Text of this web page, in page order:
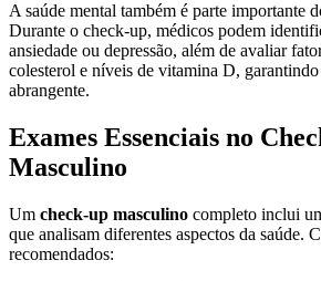
A saúde mental também é parte importante
Durante o check-up, médicos podem
ansiedade ou depressão, além de avaliar
colesterol e níveis de vitamina D,
abrangente.
Exames Essenciais no
Masculino
Um check-up masculino completo inclui
que analisam diferentes aspectos da saúde.
recomendados: